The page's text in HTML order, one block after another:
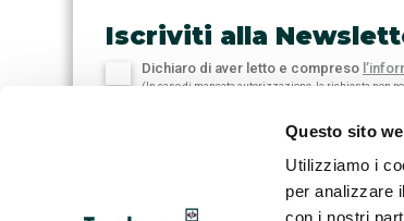
Questo sito
Utilizziamo i
per analizzare
Iscriviti alla
Dichiaro di aver letto e compreso
(In caso di mancata autorizzazione, la richiesta non